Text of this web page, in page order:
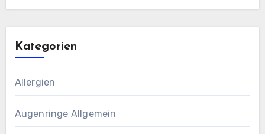
Kategorien
Allergien
Augenringe Allgemein